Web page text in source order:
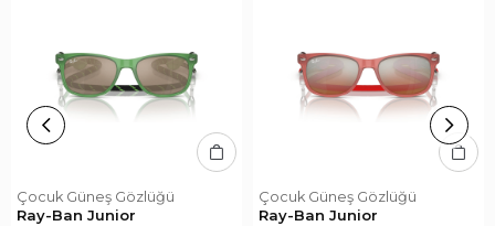
Çocuk Güneş Gözlüğü
Ray-Ban Junior
Çocuk Güneş Gözlüğü
Ray-Ban Junior